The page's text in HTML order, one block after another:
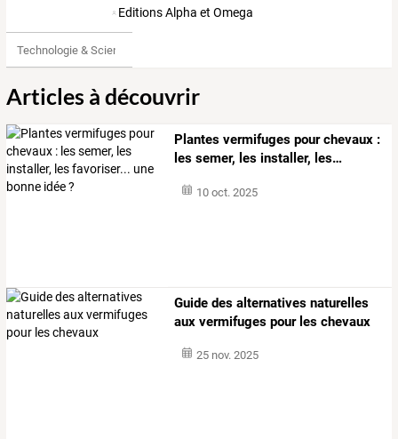
Editions Alpha et Omega
Technologie & Science
Articles à découvrir
Plantes vermifuges pourchevaux :
les semer, les installer, les…
10 oct. 2025
Guide des alternatives naturelles
aux vermifuges pour les chevaux
25 nov. 2025